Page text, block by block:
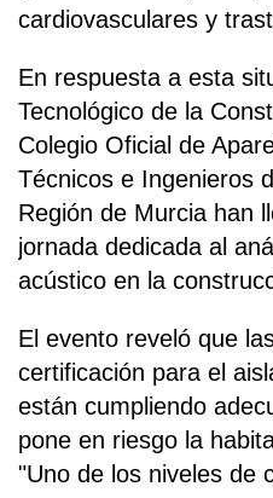
cardiovasculares y
En respuesta a esta
Tecnológico de la
Colegio Oficial de
Técnicos e Ingenieros
Región de Murcia han
jornada dedicada al
acústico en la
El evento reveló que
certificación para el
están cumpliendo
pone en riesgo la
"Uno de los niveles de